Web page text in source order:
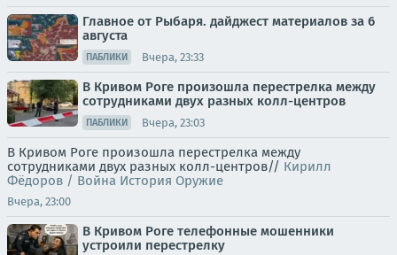
Главное от Рыбаря. дайджест материалов за 6
августа
ПАБЛИКИ Вчера, 23:33
В Кривом Роге произошла перестрелка между
сотрудниками двух разных колл-центров
ПАБЛИКИ Вчера, 23:03
В Кривом Роге произошла перестрелка между
сотрудниками двух разных колл-центров// Кирилл
Фёдоров / Война История Оружие
Вчера, 23:00
В Кривом Роге телефонные мошенники
устроили перестрелку